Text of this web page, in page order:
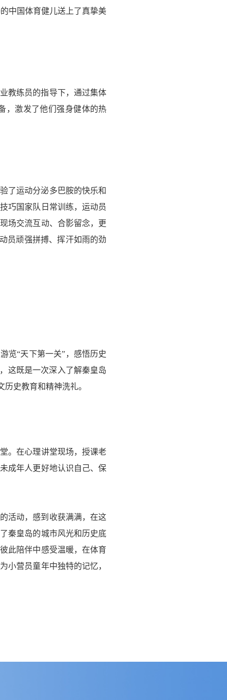
中国体育健儿送上了真挚美
教练员的指导下，通过集体
，激发了他们强身健体的热
了运动分泌多巴胺的快乐和
巧国家队日常训练，运动员
场交流互动、合影留念，更
员顽强拼搏、挥汗如雨的劲
览“天下第一关”，感悟历史
这既是一次深入了解秦皇岛
史教育和精神洗礼。
。在心理讲堂现场，授课老
成年人更好地认识自己、保
活动，感到收获满满，在这
秦皇岛的城市风光和历史底
此陪伴中感受温暖，在体育
小营员童年中独特的记忆，